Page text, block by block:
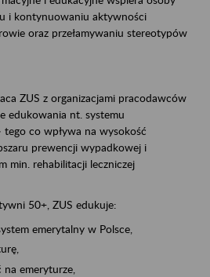
i kontynuowaniu aktywności
oraz przełamywaniu stereotypów
ZUS z organizacjami pracodawców
edukowania nt. systemu
co wpływa na wysokość
prewencji wypadkowej i
min. rehabilitacji leczniczej
50+, ZUS edukuje:
emerytalny w Polsce,
na emeryturze,